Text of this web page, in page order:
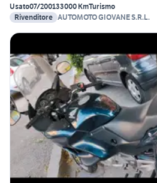
Usato07/200133000 KmTurismo
Rivenditore AUTOMOTO GIOVANE S.R.L.